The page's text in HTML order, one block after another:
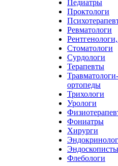
Педиатры
Проктологи
Ревматологи
Стоматологи
Сурдологи
Терапевты
Травматологи-
ортопеды
Трихологи
Урологи
Фониатры
Хирурги
Эндоскописты
Флебологи